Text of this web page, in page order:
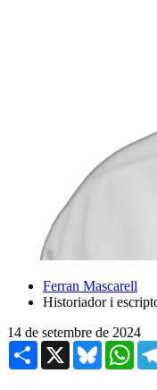
Ferran Mascarell
Historiador i
14 de setembre de 2024
Share X Bluesky